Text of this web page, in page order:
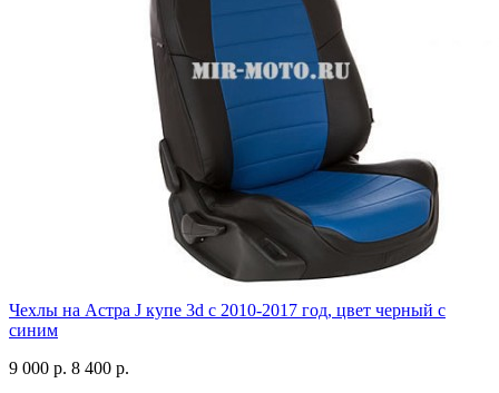
Чехлы на Астра J купе 3d с 2010-2017 год, цвет черный с
синим
9 000 р. 8 400 р.